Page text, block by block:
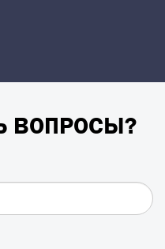
ВОПРОСЫ?